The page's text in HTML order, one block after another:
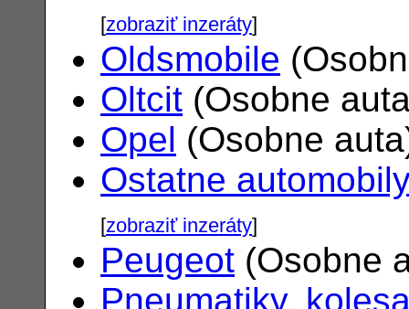
[zobraziť inzeráty]
Oldsmobile
Oltcit (Osobne
Opel (Osobne
Ostatne
[zobraziť inzeráty]
Peugeot (Osobne
Pneumatiky,